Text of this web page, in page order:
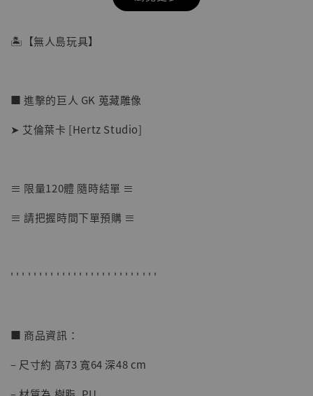
【店內現貨】七龍珠 系列蒐藏雕像 悟空 鳥山
NT$ 5,580
🏝【無人島玩具】
■ 進擊的巨人 GK 蒐藏雕像
➤ 艾倫葉卡 [Hertz Studio]
≡ 限量120體 隨時結單 ≡
≡ 請把握時間下單預購 ≡
' ' ' ' ' ' ' ' ' ' ' ' ' ' ' ' ' ' ' ' ' ' ' ' ' '
■ 商品資訊：
– 尺寸約 高73 寬64 深48 cm